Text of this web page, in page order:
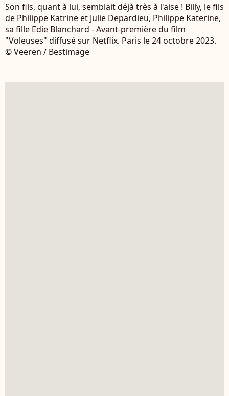
Son fils, quant à lui, semblait déjà très à l'aise ! Billy, le fils
de Philippe Katrine et Julie Depardieu, Philippe Katerine,
sa fille Edie Blanchard - Avant-première du film
"Voleuses" diffusé sur Netflix. Paris le 24 octobre 2023.
© Veeren / Bestimage